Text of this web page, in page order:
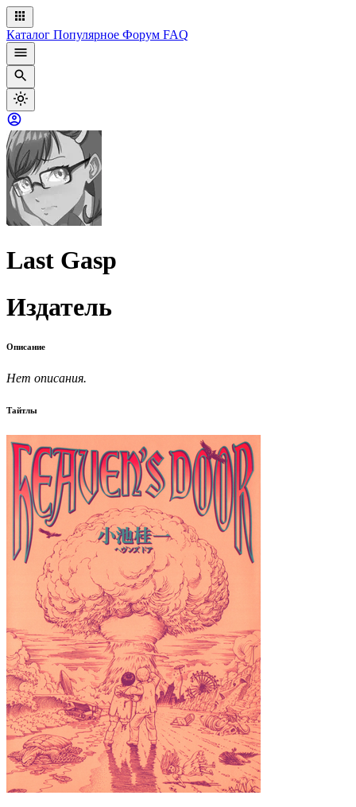
Каталог Популярное Форум FAQ
Last Gasp
Издатель
Описание
Нет описания.
Тайтлы